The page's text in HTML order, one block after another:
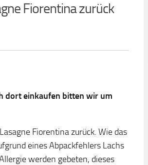
Fiorentina zurück
dort einkaufen bitten wir um
Fiorentina zurück. Wie das
eines Abpackfehlers Lachs
werden gebeten, dieses